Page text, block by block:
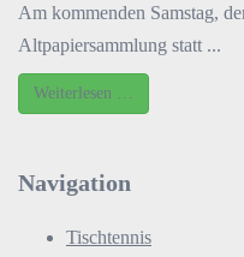
Am kommenden Samstag,
Altpapiersammlung statt ...
Weiterlesen …
Navigation
Tischtennis